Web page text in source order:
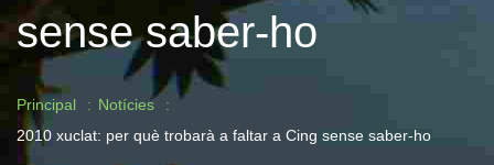
sense saber-ho
Principal
Notícies
2010 xuclat: per què trobarà a faltar a Cing sense saber-ho